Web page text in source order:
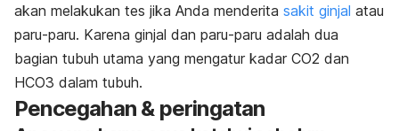
akan melakukan tes jika Anda menderita sakit ginjal atau
paru-paru. Karena ginjal dan paru-paru adalah dua
bagian tubuh utama yang mengatur kadar CO2 dan
HCO3 dalam tubuh.
Pencegahan & peringatan